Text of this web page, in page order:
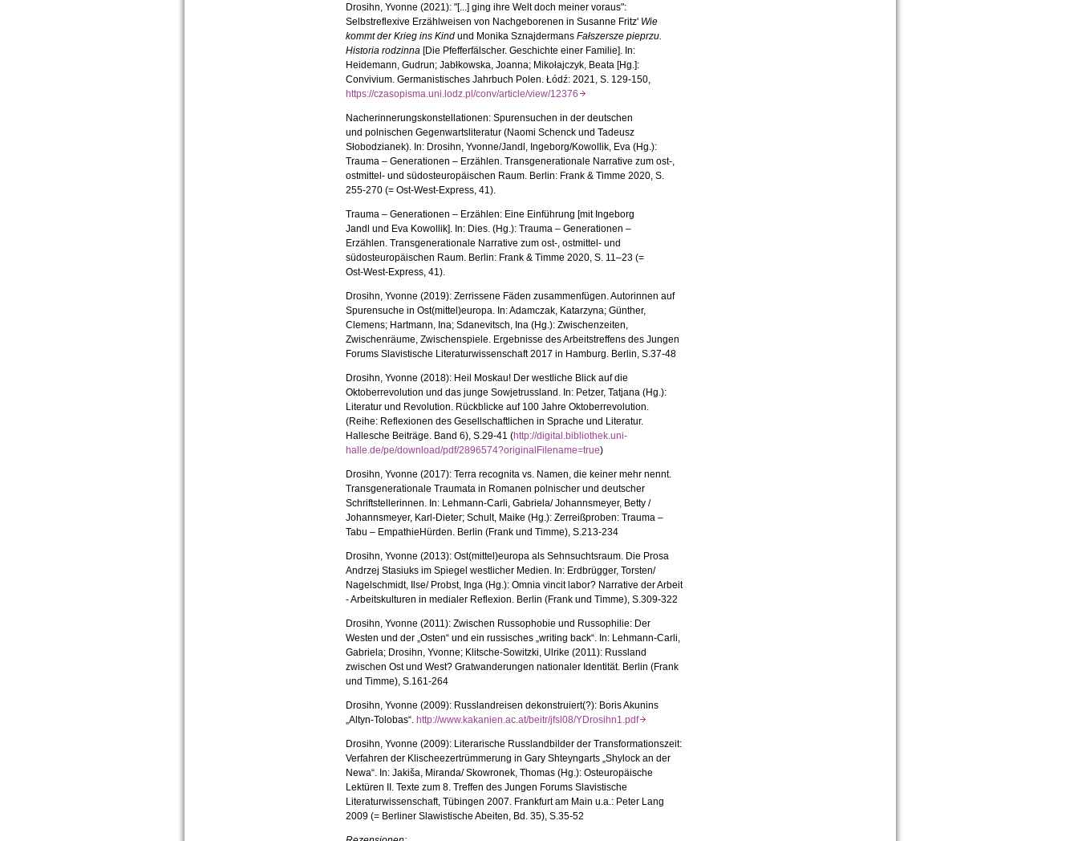
Drosihn, Yvonne (2021): "[...] ging ihre Welt doch meiner voraus":
Selbstreflexive Erzählweisen von Nachgeborenen in Susanne Fritz' Wie
kommt der Krieg ins Kind und Monika SznajdermansFałszersze pieprzu.
Historia rodzinna[Die Pfefferfälscher. Geschichte einer Familie]. In:
Heidemann, Gudrun; Jabłkowska, Joanna; Mikołajczyk, Beata [Hg.]:
Convivium. Germanistisches Jahrbuch Polen. Łódź: 2021, S. 129-150,
https://czasopisma.uni.lodz.pl/conv/article/view/12376
Nacherinnerungskonstellationen: Spurensuchen in der deutschen
und polnischen Gegenwartsliteratur (Naomi Schenck und Tadeusz
Słobodzianek). In: Drosihn, Yvonne/Jandl, Ingeborg/Kowollik, Eva (Hg.):
Trauma – Generationen – Erzählen. Transgenerationale Narrative zum ost-,
ostmittel- und südosteuropäischen Raum. Berlin: Frank & Timme 2020, S.
255-270 (= Ost-West-Express, 41).
Trauma – Generationen – Erzählen: Eine Einführung [mit Ingeborg
Jandl und Eva Kowollik]. In: Dies. (Hg.): Trauma – Generationen –
Erzählen. Transgenerationale Narrative zum ost-, ostmittel- und
südosteuropäischen Raum. Berlin: Frank & Timme 2020, S. 11–23 (=
Ost-West-Express, 41).
Drosihn, Yvonne (2019): Zerrissene Fäden zusammenfügen. Autorinnen auf
Spurensuche in Ost(mittel)europa. In: Adamczak, Katarzyna; Günther,
Clemens; Hartmann, Ina; Sdanevitsch, Ina (Hg.): Zwischenzeiten,
Zwischenräume, Zwischenspiele. Ergebnisse des Arbeitstreffens des Jungen
Forums Slavistische Literaturwissenschaft 2017 in Hamburg. Berlin, S.37-48
Drosihn, Yvonne (2018): Heil Moskau! Der westliche Blick auf die
Oktoberrevolution und das junge Sowjetrussland. In: Petzer, Tatjana (Hg.):
Literatur und Revolution. Rückblicke auf 100 Jahre Oktoberrevolution.
(Reihe: Reflexionen des Gesellschaftlichen in Sprache und Literatur.
Hallesche Beiträge. Band 6), S.29-41 (http://digital.bibliothek.uni-
halle.de/pe/download/pdf/2896574?originalFilename=true)
Drosihn, Yvonne (2017): Terra recognita vs. Namen, die keiner mehr nennt.
Transgenerationale Traumata in Romanen polnischer und deutscher
Schriftstellerinnen. In: Lehmann-Carli, Gabriela/ Johannsmeyer, Betty /
Johannsmeyer, Karl-Dieter; Schult, Maike (Hg.): Zerreißproben: Trauma –
Tabu – EmpathieHürden. Berlin (Frank und Timme), S.213-234
Drosihn, Yvonne (2013): Ost(mittel)europa als Sehnsuchtsraum. Die Prosa
Andrzej Stasiuks im Spiegel westlicher Medien. In: Erdbrügger, Torsten/
Nagelschmidt, Ilse/ Probst, Inga (Hg.): Omnia vincit labor? Narrative der Arbeit
- Arbeitskulturen in medialer Reflexion. Berlin (Frank und Timme), S.309-322
Drosihn, Yvonne (2011): Zwischen Russophobie und Russophilie: Der
Westen und der „Osten“ und ein russisches „writing back“. In: Lehmann-Carli,
Gabriela; Drosihn, Yvonne; Klitsche-Sowitzki, Ulrike (2011): Russland
zwischen Ost und West? Gratwanderungen nationaler Identität. Berlin (Frank
und Timme), S.161-264
Drosihn, Yvonne (2009): Russlandreisen dekonstruiert(?): Boris Akunins
„Altyn-Tolobas“. http://www.kakanien.ac.at/beitr/jfsl08/YDrosihn1.pdf
Drosihn, Yvonne (2009): Literarische Russlandbilder der Transformationszeit:
Verfahren der Klischeezertrümmerung in Gary Shteyngarts „Shylock an der
Newa“. In: Jakiša, Miranda/ Skowronek, Thomas (Hg.): Osteuropäische
Lektüren II. Texte zum 8. Treffen des Jungen Forums Slavistische
Literaturwissenschaft, Tübingen 2007. Frankfurt am Main u.a.: Peter Lang
2009 (= Berliner Slawistische Abeiten, Bd. 35), S.35-52